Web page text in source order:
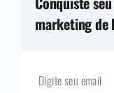
marketing de